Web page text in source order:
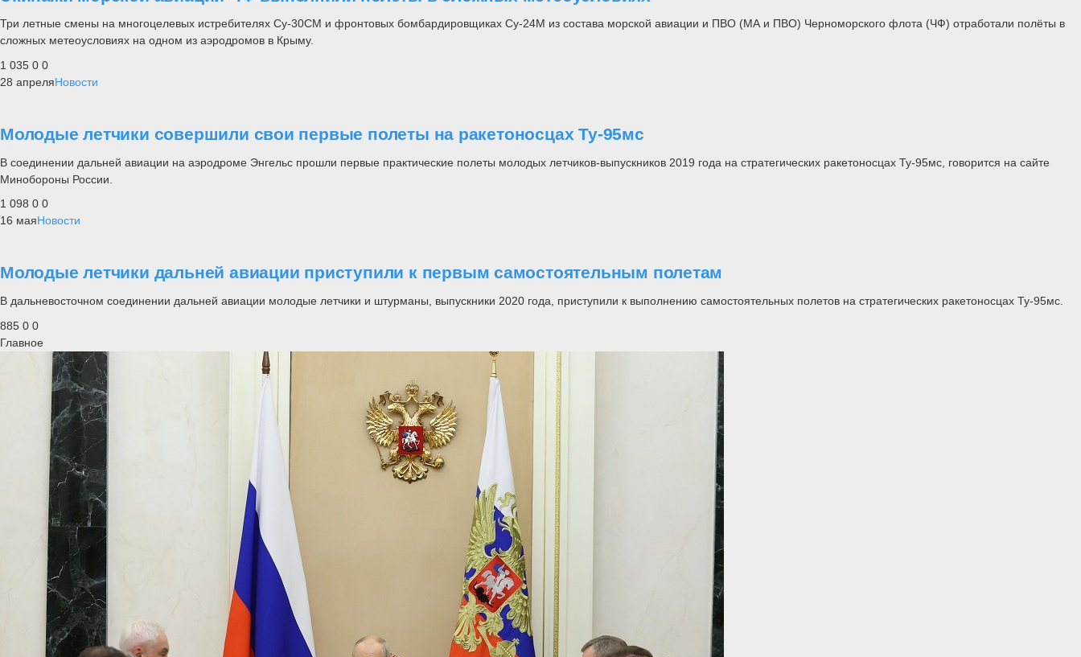
Три летные смены на многоцелевых истребителях Су-30СМ и фронтовых бомбардировщиках Су-24М из состава морской авиации и ПВО (МА и ПВО) Черноморского флота (ЧФ) отработали полёты в
сложных метеоусловиях на одном из аэродромов в Крыму.
1 035 0 0
28 апреляНовости
Молодые летчики совершили свои первые полеты на ракетоносцах Ту-95мс
В соединении дальней авиации на аэродроме Энгельс прошли первые практические полеты молодых летчиков-выпускников 2019 года на стратегических ракетоносцах Ту-95мс, говорится на сайте
Минобороны России.
1 098 0 0
16 маяНовости
Молодые летчики дальней авиации приступили к первым самостоятельным полетам
В дальневосточном соединении дальней авиации молодые летчики и штурманы, выпускники 2020 года, приступили к выполнению самостоятельных полетов на стратегических ракетоносцах Ту-95мс.
885 0 0
Главное